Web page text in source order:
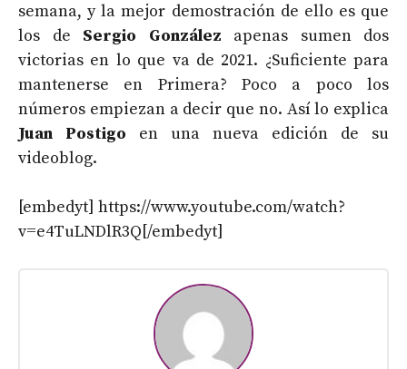
semana, y la mejor demostración de ello es que
los de Sergio González apenas sumen dos
victorias en lo que va de 2021. ¿Suficiente para
mantenerse en Primera? Poco a poco los
números empiezan a decir que no. Así lo explica
Juan Postigo en una nueva edición de su
videoblog.
[embedyt] https://www.youtube.com/watch?
v=e4TuLNDlR3Q[/embedyt]